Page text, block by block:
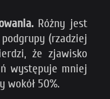
Różny jest
(rzadziej
że zjawisko
występuje mniej
wokół 50%.